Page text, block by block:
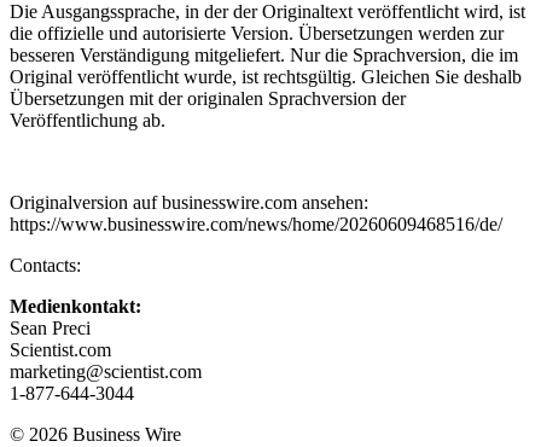
Die Ausgangssprache, in der der Originaltext veröffentlicht wird, ist
die offizielle und autorisierte Version. Übersetzungen werden zur
besseren Verständigung mitgeliefert. Nur die Sprachversion, die im
Original veröffentlicht wurde, ist rechtsgültig. Gleichen Sie deshalb
Übersetzungen mit der originalen Sprachversion der
Veröffentlichung ab.
Originalversion auf businesswire.com ansehen:
https://www.businesswire.com/news/home/20260609468516/de/
Contacts:
Medienkontakt:
Sean Preci
Scientist.com
marketing@scientist.com
1-877-644-3044
© 2026 Business Wire